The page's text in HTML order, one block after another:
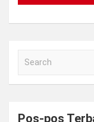
a
c
Pos-pos